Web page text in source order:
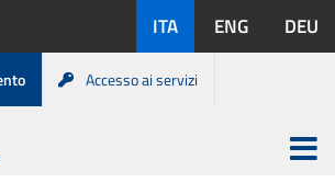
disponibili:
ITA ENG DEU
Accesso ai servizi
Apri
menu